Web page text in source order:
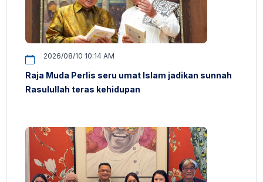
2026/08/10 10:14 AM
Raja Muda Perlis seru umat Islam jadikan sunnah
Rasulullah teras kehidupan